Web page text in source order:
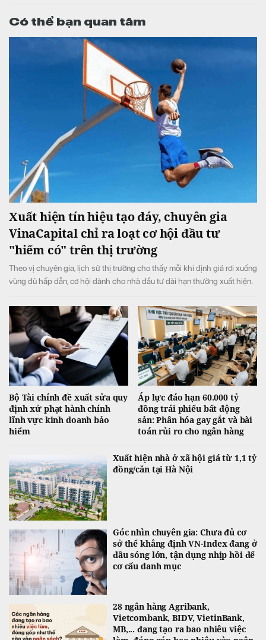
Có thể bạn quan tâm
Xuất hiện tín hiệu tạo đáy, chuyên gia
VinaCapital chỉ ra loạt cơ hội đầu tư
"hiếm có" trên thị trường
Theo vị chuyên gia, lịch sử thị trường cho thấy mỗi khi định giá rơi xuống
vùng đủ hấp dẫn, cơ hội dành cho nhà đầu tư dài hạn thường xuất hiện.
Bộ Tài chính đề xuất sửa quy
định xử phạt hành chính
lĩnh vực kinh doanh bảo
hiểm
Áp lực đáo hạn 60.000 tỷ
đồng trái phiếu bất động
sản: Phân hóa gay gắt và bài
toán rủi ro cho ngân hàng
Xuất hiện nhà ở xã hội giá từ 1,1 tỷ
đồng/căn tại Hà Nội
Góc nhìn chuyên gia: Chưa đủ cơ
sở thể khẳng định VN-Index đang ở
đầu sóng lớn, tận dụng nhịp hồi để
cơ cấu danh mục
28 ngân hàng Agribank,
Vietcombank, BIDV, VietinBank,
MB,... đang tạo ra bao nhiêu việc